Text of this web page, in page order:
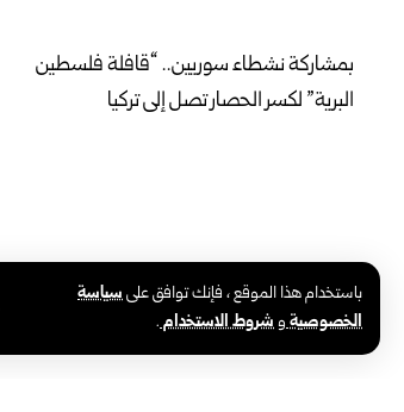
باستخدام هذا الموقع ، فإنك توافق علىسياسة
الخصوصيةوشروط الاستخدام.
بمشاركة نشطاء سوريين.. “قافلة فلسطين
البرية” لكسر الحصار تصل إلى تركيا